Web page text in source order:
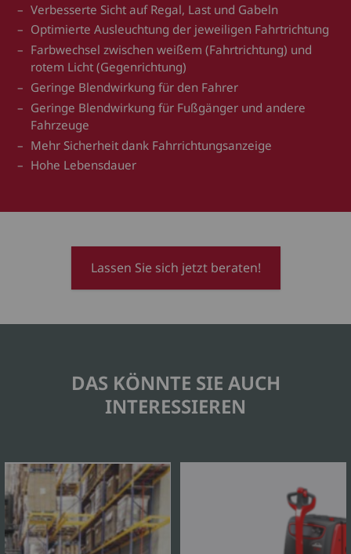
Verbesserte Sicht auf Regal, Last und Gabeln
Optimierte Ausleuchtung der jeweiligen Fahrtrichtung
Farbwechsel zwischen weißem (Fahrtrichtung) und
rotem Licht (Gegenrichtung)
Geringe Blendwirkung für den Fahrer
Geringe Blendwirkung für Fußgänger und andere
Fahrzeuge
Mehr Sicherheit dank Fahrrichtungsanzeige
Hohe Lebensdauer
Lassen Sie sich jetzt beraten!
DAS KÖNNTE SIE AUCH
INTERESSIEREN